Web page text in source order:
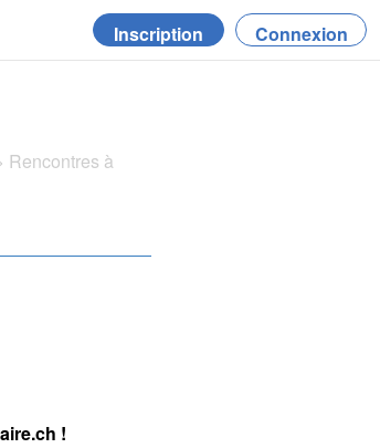
Inscription Connexion
Rencontres à
!